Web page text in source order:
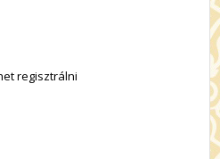
regisztrálni